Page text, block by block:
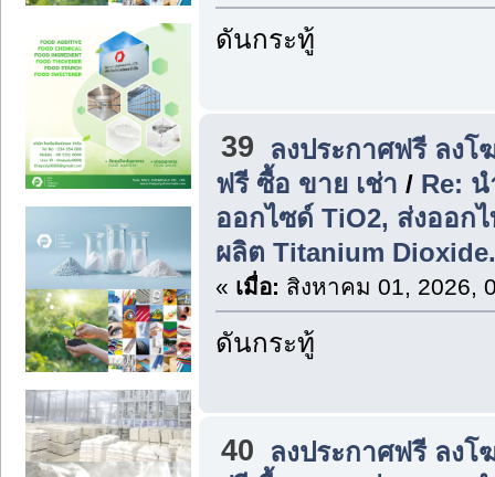
ดันกระทู้
39
ลงประกาศฟรี ลง
ฟรี ซื้อ ขาย เช่า / Re: น
ออกไซด์ TiO2, ส่งออก
ผลิต Titanium Dioxide.
« เมื่อ: สิงหาคม 01, 2026,
ดันกระทู้
40
ลงประกาศฟรี ลง